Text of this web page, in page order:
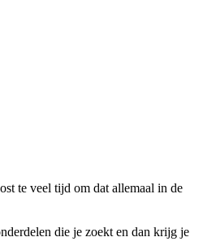
te veel tijd om dat allemaal in de
die je zoekt en dan krijg je